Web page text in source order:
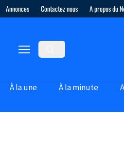
Annonces Contactez nous A propos du
À la une À la minute